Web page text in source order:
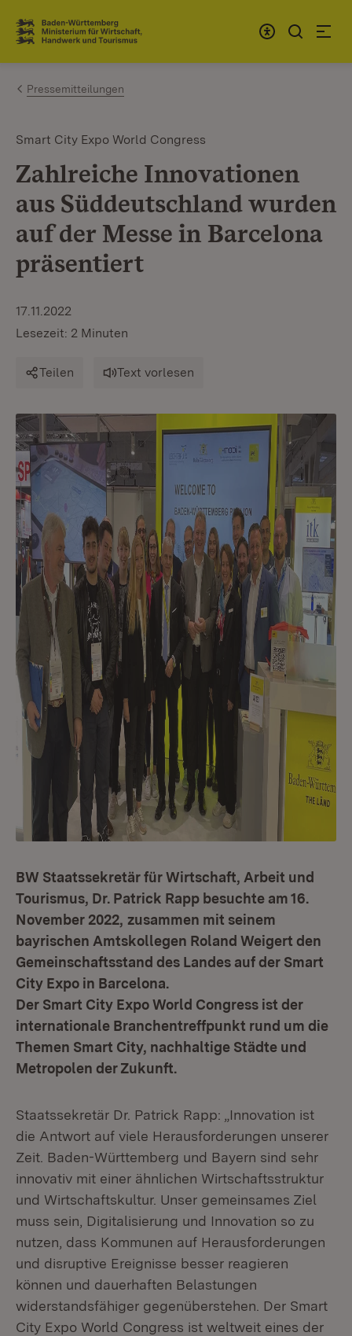
Zum Inhalt springen
Link zur Startseite
Pressemitteilungen
Smart City Expo World Congress
Zahlreiche Innovationen
aus Süddeutschland wurden
auf der Messe in Barcelona
präsentiert
17.11.2022
Lesezeit: 2 Minuten
Teilen Text vorlesen
BW Staatssekretär für Wirtschaft, Arbeit und
Tourismus, Dr. Patrick Rapp besuchte am 16.
November 2022, zusammen mit seinem
bayrischen Amtskollegen Roland Weigert den
Gemeinschaftsstand des Landes auf der Smart
City Expo in Barcelona.
Der Smart City Expo World Congress ist der
internationale Branchentreffpunkt rund um die
Themen Smart City, nachhaltige Städte und
Metropolen der Zukunft.
Staatssekretär Dr. Patrick Rapp: „Innovation ist
die Antwort auf viele Herausforderungen unserer
Zeit. Baden-Württemberg und Bayern sind sehr
innovativ mit einer ähnlichen Wirtschaftsstruktur
und Wirtschaftskultur. Unser gemeinsames Ziel
muss sein, Digitalisierung und Innovation so zu
nutzen, dass Kommunen auf Herausforderungen
und disruptive Ereignisse besser reagieren
können und dauerhaften Belastungen
widerstandsfähiger gegenüberstehen. Der Smart
City Expo World Congress ist weltweit eines der